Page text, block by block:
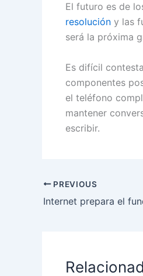
El futuro es de
resolución y las
será la próxima
Es difícil
componentes
el teléfono
mantener
escribir.
PREVIOUS
Internet prepara el